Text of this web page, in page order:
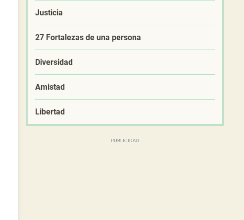
Justicia
27 Fortalezas de una persona
Diversidad
Amistad
Libertad